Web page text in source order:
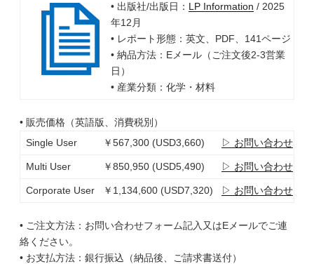
• 出版社/出版日： LP Information / 2025
年12月
• レポート形態：英文、PDF、141ページ
• 納品方法：Eメール（ご注文後2-3営業
日）
• 産業分類：化学・材料
• 販売価格（英語版、消費税別）
Single User
￥567,300 (USD3,660) ▷ お問い合わせ
Multi User ￥850,950 (USD5,490) ▷ お問い合わせ
Corporate User ￥1,134,600 (USD7,320) ▷ お問い合わせ
• ご注文方法：お問い合わせフォーム記入又はEメールでご連
絡ください。
• お支払方法：銀行振込（納品後、ご請求書送付）